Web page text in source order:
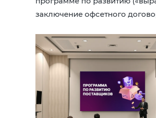
заключение офсетного